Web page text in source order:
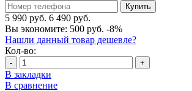
Купить
5 990 руб. 6 490 руб.
Вы экономите: 500 руб. -8%
Нашли данный товар дешевле?
Кол-во:
- +
В закладки
В сравнение